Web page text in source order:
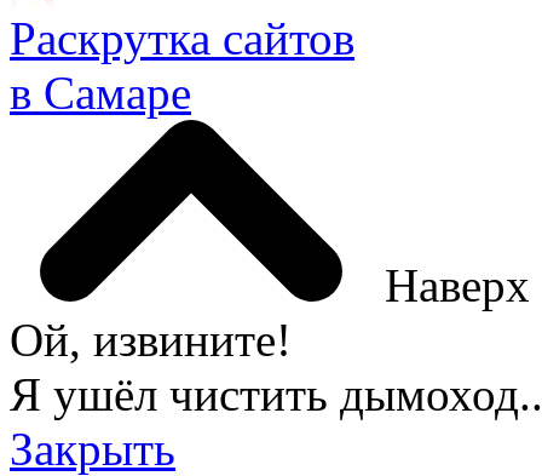
Раскрутка сайтов
в Самаре
Наверх
Ой, извините!
Я ушёл чистить
Закрыть